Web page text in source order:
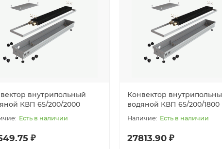
внутрипольный
КВП 65/200/2000
Есть в наличии
₽
Конвектор
водяной КВП 65/200/1800
Есть в наличии
27813.90 ₽